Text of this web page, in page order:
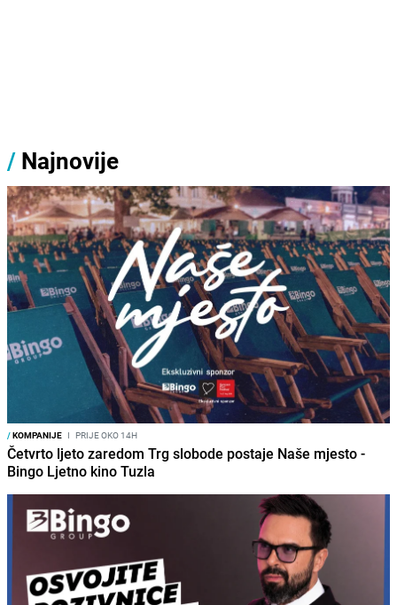
/ Najnovije
/KOMPANIJE I PRIJE OKO 14H
Četvrto ljeto zaredom Trg slobode postaje Naše mjesto -
Bingo Ljetno kino Tuzla